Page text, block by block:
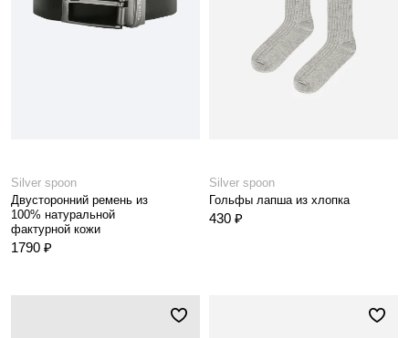
Silver spoon
Двусторонний ремень из
100% натуральной
фактурной кожи
1790 ₽
Silver spoon
Гольфы лапша из хлопка
430 ₽